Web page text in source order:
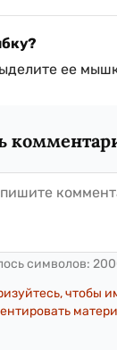
ее
символов:
чтобы